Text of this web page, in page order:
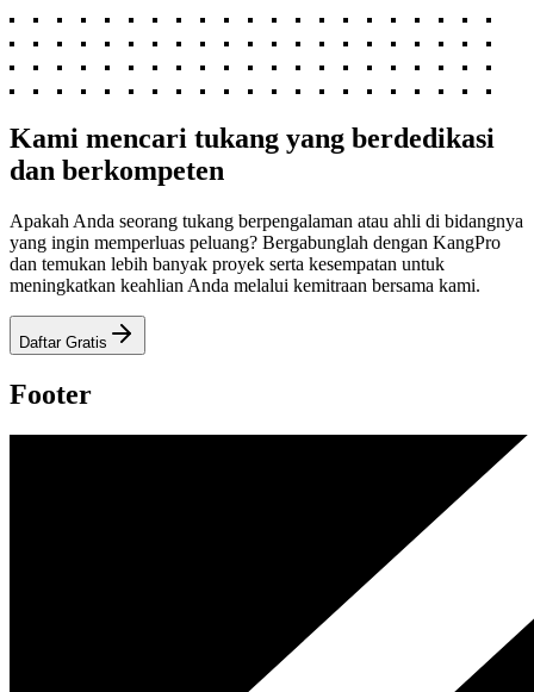
Kami mencari tukang yang berdedikasi
dan berkompeten
Apakah Anda seorang tukang berpengalaman atau ahli di bidangnya
yang ingin memperluas peluang? Bergabunglah dengan KangPro
dan temukan lebih banyak proyek serta kesempatan untuk
meningkatkan keahlian Anda melalui kemitraan bersama kami.
Daftar Gratis
Footer